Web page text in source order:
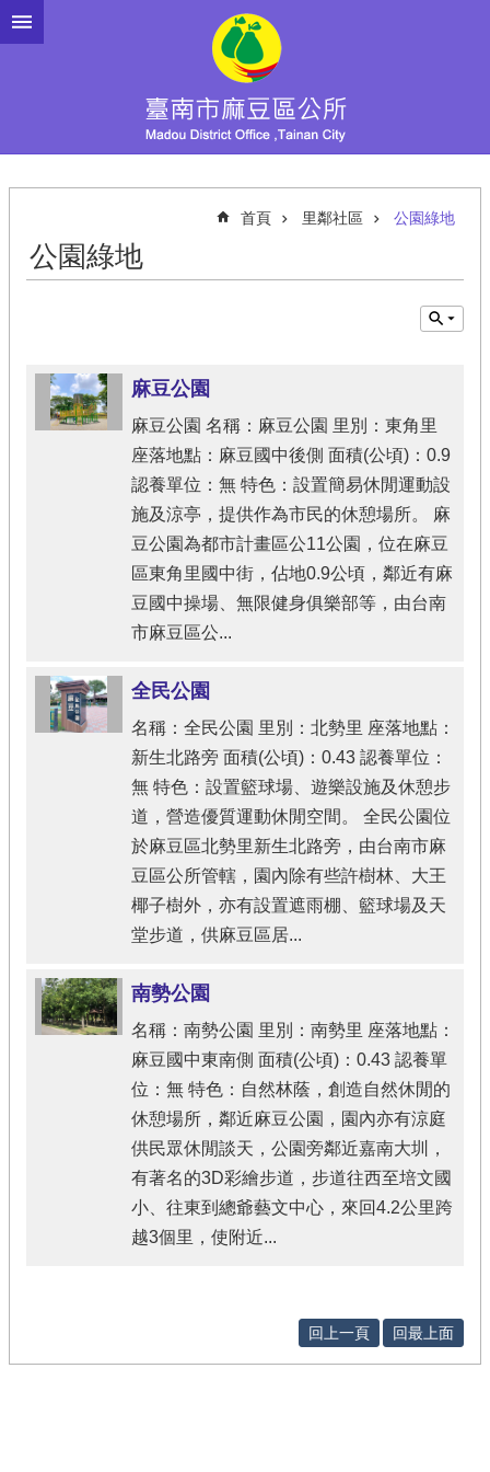
跳到主要內容區塊
首頁 里鄰社區 公園綠地
公園綠地
麻豆公園
麻豆公園 名稱：麻豆公園 里別：東角里
座落地點：麻豆國中後側 面積(公頃)：0.9
認養單位：無 特色：設置簡易休閒運動設
施及涼亭，提供作為市民的休憩場所。 麻
豆公園為都市計畫區公11公園，位在麻豆
區東角里國中街，佔地0.9公頃，鄰近有麻
豆國中操場、無限健身俱樂部等，由台南
市麻豆區公...
全民公園
名稱：全民公園 里別：北勢里 座落地點：
新生北路旁 面積(公頃)：0.43 認養單位：
無 特色：設置籃球場、遊樂設施及休憩步
道，營造優質運動休閒空間。 全民公園位
於麻豆區北勢里新生北路旁，由台南市麻
豆區公所管轄，園內除有些許樹林、大王
椰子樹外，亦有設置遮雨棚、籃球場及天
堂步道，供麻豆區居...
南勢公園
名稱：南勢公園 里別：南勢里 座落地點：
麻豆國中東南側 面積(公頃)：0.43 認養單
位：無 特色：自然林蔭，創造自然休閒的
休憩場所，鄰近麻豆公園，園內亦有涼庭
供民眾休閒談天，公園旁鄰近嘉南大圳，
有著名的3D彩繪步道，步道往西至培文國
小、往東到總爺藝文中心，來回4.2公里跨
越3個里，使附近...
回上一頁 回最上面